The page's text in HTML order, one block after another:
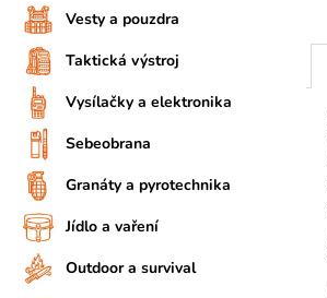
Vesty a pouzdra
Taktická výstroj
Vysílačky a elektronika
Sebeobrana
Granáty a pyrotechnika
Jídlo a vaření
Outdoor a survival